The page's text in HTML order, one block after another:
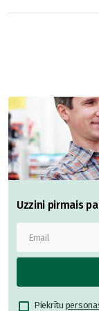
Uzzini pirmais
Piekrītu